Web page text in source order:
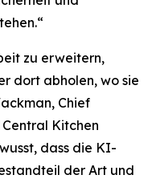
zu erweitern,
dort abholen, wo sie
Chief
Kitchen
dass die KI-
der Art und